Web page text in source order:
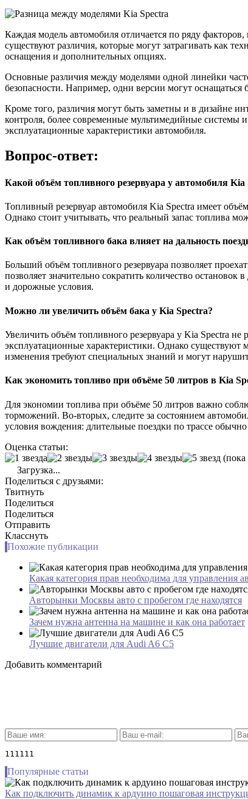
Каждая модель автомобиля отличается по ряду
существуют различия, которые могут затрагивать как
оснащения и дополнительных опциях.
Основные различия между моделями одной линейки
безопасности. Например, одни версии могут
Кроме того, различия могут быть заметны и в дизайне
контроля, более современные мультимедийные
эксплуатационные характеристики автомобиля.
Вопрос-ответ:
Какой объём топливного резервуара у автомобиля Kia
Топливный резервуар автомобиля Kia Spectra имеет
Однако стоит учитывать, что реальный запас топлива
Как объём топливного бака влияет на дальность
Больший объём топливного резервуара позволяет
позволяет значительно сократить количество
и дорожные условия.
Можно ли увеличить объём бака у Kia Spectra?
Увеличить объём топливного резервуара у Kia Spectra не
эксплуатационные характеристики. Однако существуют
изменения требуют специальных знаний и могут
Как экономить топливо при объёме 50 литров в Kia
Для экономии топлива при объёме 50 литров важно
торможений. Во-вторых, следите за состоянием
условия вождения: длительные поездки по трассе
Оценка статьи:
(пока
Загрузка...
Поделиться с друзьями:
Твитнуть
Поделиться
Поделиться
Отправить
Класснуть
Похожие публикации
Какая категория прав необходима для управления
Авторынки Москвы авто с пробегом где находятся
Зачем нужна антенна на машине и как она работает
Лучшие двигатели для Audi A6 C5
Добавить комментарий
111111
Популярные статьи
Как подключить динамик к ардуино пошаговая